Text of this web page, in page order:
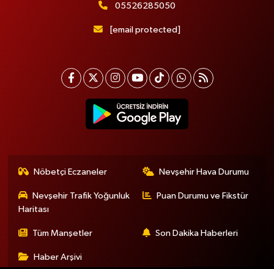
05526285050
[email protected]
Nöbetçi Eczaneler Nevşehir Hava Durumu
Nevşehir Trafik Yoğunluk
Haritası
Puan Durumu ve Fikstür
Tüm Manşetler Son Dakika Haberleri
Haber Arşivi